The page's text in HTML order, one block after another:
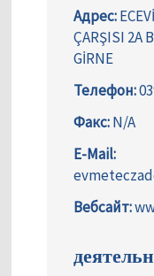
Адрес:
ÇARŞISI 2A
GİRNE
Телефон:
Факс:N/A
E-Mail:
Вебсайт: